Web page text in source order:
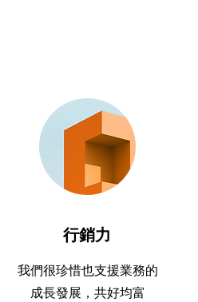
行銷力
我們很珍惜也支援業務的
成長發展，共好均富